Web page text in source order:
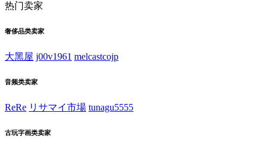
热门卖家
奢侈品类卖家
大黑屋 j00v1961 melcastcojp
音频类卖家
ReRe リサマイ市場 tunagu5555
古玩字画类卖家